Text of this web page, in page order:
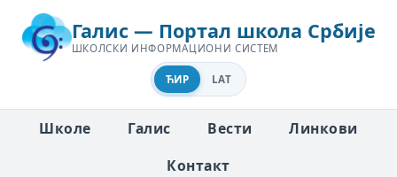
Галис — Портал школа Србије
ШКОЛСКИ ИНФОРМАЦИОНИ СИСТЕМ
ЋИР LAT
Школе Галис Вести
Линкови
Контакт